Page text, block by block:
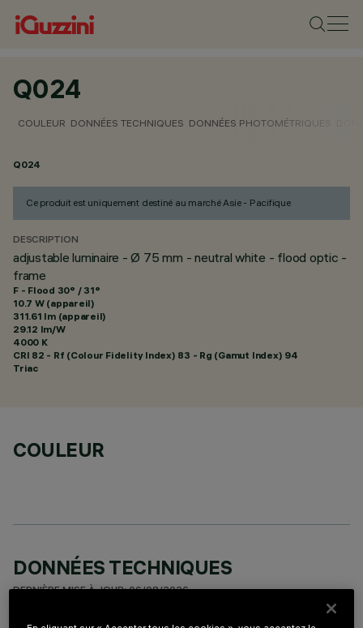
Q024
COULEUR DONNÉES TECHNIQUES DONNÉES PHOTOMÉTRIQUES
Q024
Ce produit est uniquement destiné au marché Asie - Pacifique
DESCRIPTION
adjustable luminaire - Ø 75 mm - neutral white - flood optic -
frame
F - Flood 30° / 31°
10.7 W (appareil)
311.61 lm (appareil)
29.12 lm/W
4000 K
CRI 82 - Rf (Colour Fidelity Index) 83 - Rg (Gamut Index) 94
Triac
COULEUR
DONNÉES TECHNIQUES
DERNIÈRE MISE À JOUR: 06/08/2026